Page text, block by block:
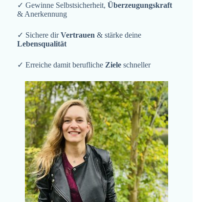
✓ Gewinne Selbstsicherheit, Überzeugungskraft
& Anerkennung
✓ Sichere dirVertrauen & stärke deine
Lebensqualität
✓ Erreiche damit berufliche Ziele schneller